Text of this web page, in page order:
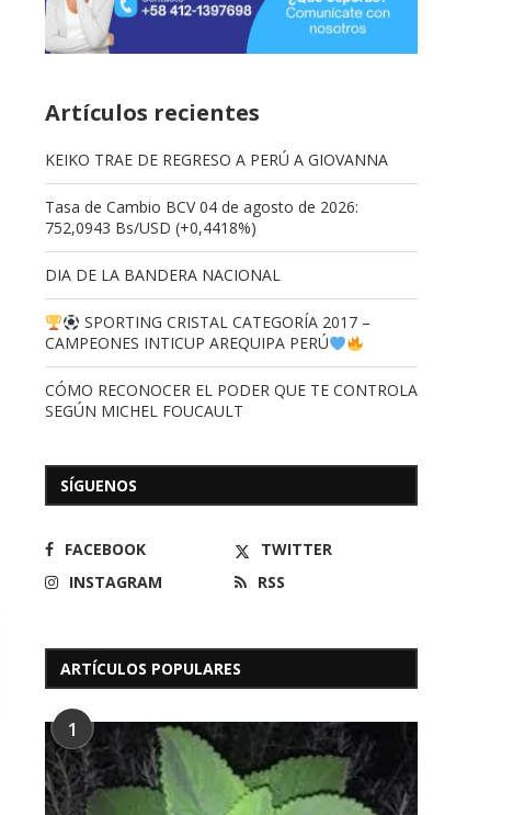
Artículos recientes
KEIKO TRAE DE REGRESO A PERÚ A GIOVANNA
Tasa de Cambio BCV 04 de agosto de 2026:
752,0943 Bs/USD (+0,4418%)
DIA DE LA BANDERA NACIONAL
SPORTING CRISTAL CATEGORÍA 2017 –
CAMPEONES INTICUP AREQUIPA PERÚ
CÓMO RECONOCER EL PODER QUE TE CONTROLA
SEGÚN MICHEL FOUCAULT
SÍGUENOS
FACEBOOK
TWITTER
INSTAGRAM
RSS
ARTÍCULOS POPULARES
1